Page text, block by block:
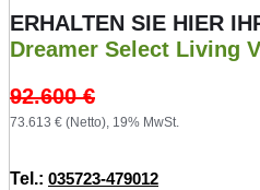
ERHALTEN SIE HIER
Dreamer Select Living
92.600€
73.613 € (Netto), 19% MwSt.
Tel.: 035723-479012